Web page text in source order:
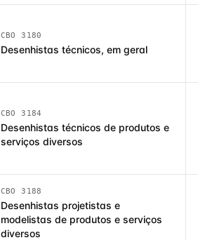
CBO 3180
Desenhistas técnicos, em geral
CBO 3184
Desenhistas técnicos de produtos e
serviços diversos
CBO 3188
Desenhistas projetistas e
modelistas de produtos e serviços
diversos